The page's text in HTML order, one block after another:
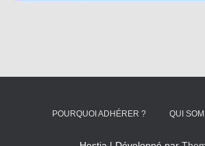
POURQUOI ADHÉRER ? QUI